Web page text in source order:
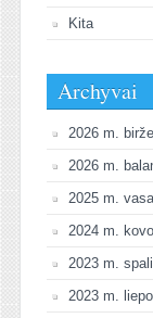
Kita
Archyvai
2026 m.
2026 m.
2025 m.
2024 m.
2023 m.
2023 m.